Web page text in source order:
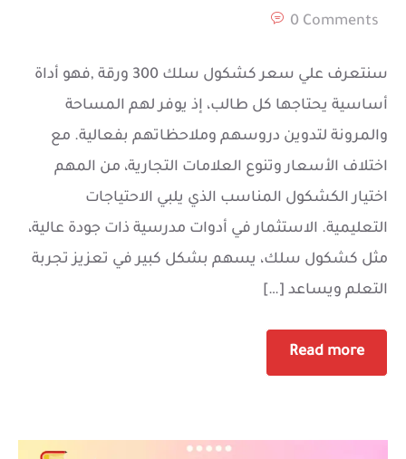
0 Comments
سنتعرف علي سعر كشكول سلك 300 ورقة ,فهو أداة
أساسية يحتاجها كل طالب، إذ يوفر لهم المساحة
والمرونة لتدوين دروسهم وملاحظاتهم بفعالية. مع
اختلاف الأسعار وتنوع العلامات التجارية، من المهم
اختيار الكشكول المناسب الذي يلبي الاحتياجات
التعليمية. الاستثمار في أدوات مدرسية ذات جودة عالية،
مثل كشكول سلك، يسهم بشكل كبير في تعزيز تجربة
التعلم ويساعد […]
Read more